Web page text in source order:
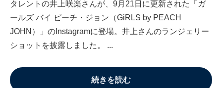
タレントの井上咲楽さんが、9月21日に更新された「ガ
ールズ バイ ピーチ・ジョン（GiRLS by PEACH
JOHN）」のInstagramに登場。井上さんのランジェリー
ショットを披露しました。 ...
続きを読む